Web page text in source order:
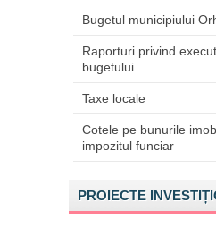
Bugetul municipiului
Raporturi privind
bugetului
Taxe locale
Cotele pe bunurile
impozitul funciar
PROIECTE